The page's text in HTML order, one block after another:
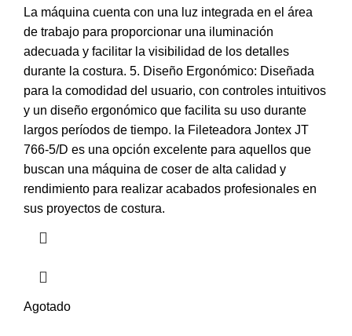
La máquina cuenta con una luz integrada en el área
de trabajo para proporcionar una iluminación
adecuada y facilitar la visibilidad de los detalles
durante la costura. 5. Diseño Ergonómico: Diseñada
para la comodidad del usuario, con controles intuitivos
y un diseño ergonómico que facilita su uso durante
largos períodos de tiempo. la Fileteadora Jontex JT
766-5/D es una opción excelente para aquellos que
buscan una máquina de coser de alta calidad y
rendimiento para realizar acabados profesionales en
sus proyectos de costura.
Agotado